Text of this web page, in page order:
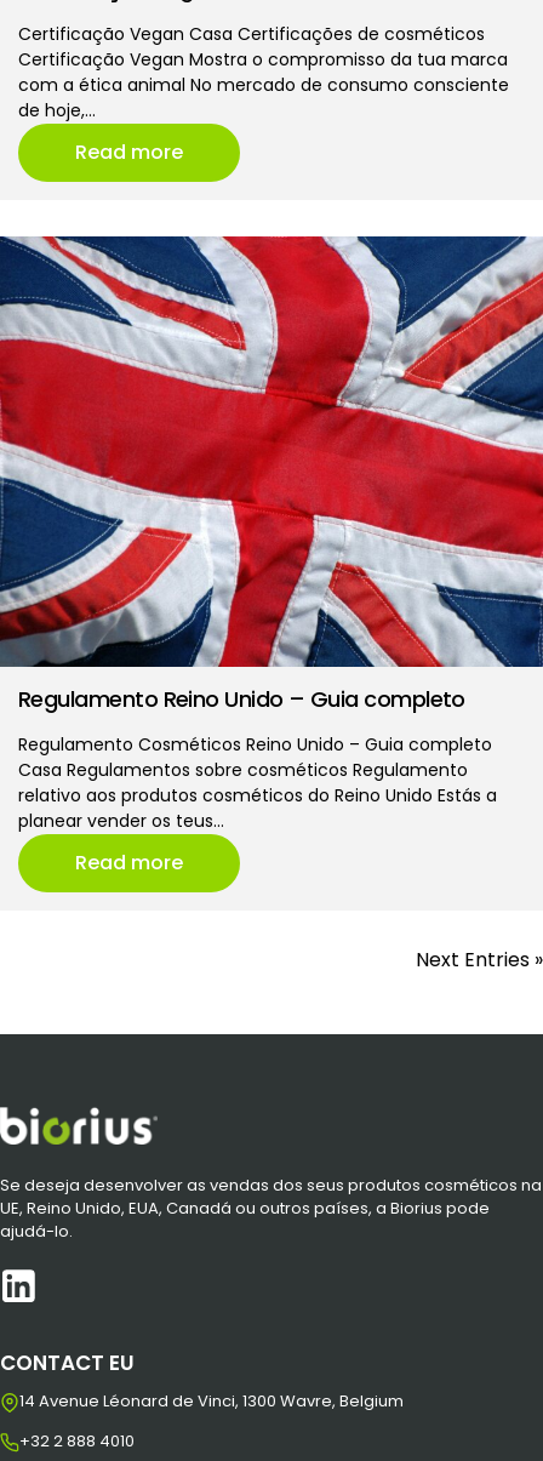
Certificação Vegan Casa Certificações de cosméticos
Certificação Vegan Mostra o compromisso da tua marca
com a ética animal No mercado de consumo consciente
de hoje,…
Read more
Regulamento Reino Unido – Guia completo
Regulamento Cosméticos Reino Unido – Guia completo
Casa Regulamentos sobre cosméticos Regulamento
relativo aos produtos cosméticos do Reino Unido Estás a
planear vender os teus…
Read more
Next Entries »
Se deseja desenvolver as vendas dos seus produtos cosméticos na
UE, Reino Unido, EUA, Canadá ou outros países, a Biorius pode
ajudá-lo.
CONTACT EU
14 Avenue Léonard de Vinci, 1300 Wavre, Belgium
+32 2 888 4010